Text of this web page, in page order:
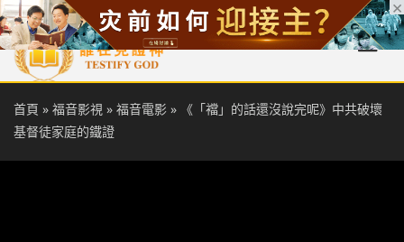
首頁 每日靈糧 天國福音 基督徒見證 信仰解答 聖經
首頁 » 福音影視 » 福音電影 » 《「襠」的話還沒說完呢》中共破壞
基督徒家庭的鐵證